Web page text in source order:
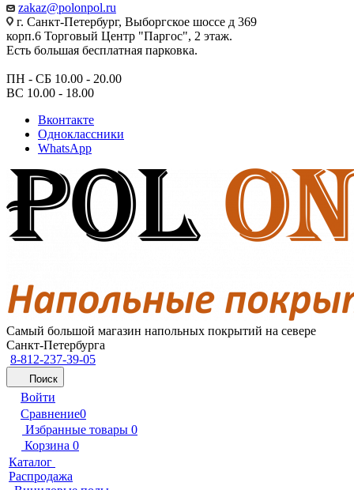
zakaz@polonpol.ru
г. Санкт-Петербург, Выборгское шоссе д 369
корп.6 Торговый Центр "Паргос", 2 этаж.
Есть большая бесплатная парковка.
ПН - СБ 10.00 - 20.00
ВС 10.00 - 18.00
Вконтакте
Одноклассники
WhatsApp
Самый большой магазин напольных покрытий на севере
Санкт-Петербурга
8-812-237-39-05
Поиск
Войти
Сравнение0
Избранные товары 0
Корзина 0
Каталог
Распродажа